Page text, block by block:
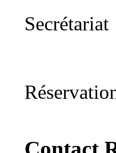
Fax:
Fax: